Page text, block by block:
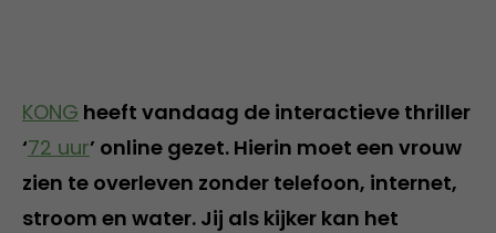
KONG heeft vandaag de interactieve thriller
‘72 uur’ online gezet. Hierin moet een vrouw
zien te overleven zonder telefoon, internet,
stroom en water. Jij als kijker kan het